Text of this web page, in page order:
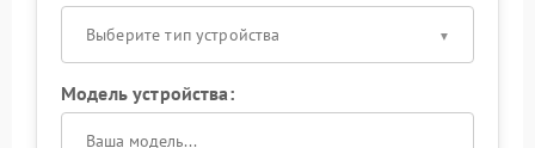
Выберите тип устройства
Модель устройства: